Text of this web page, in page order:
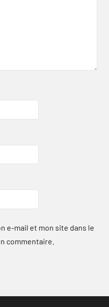
e-mail et mon site dans le
commentaire.